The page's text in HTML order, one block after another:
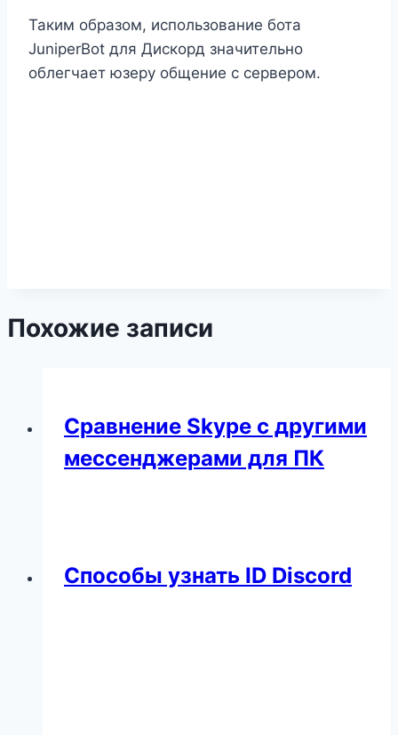
Таким образом, использование бота
JuniperBot для Дискорд значительно
облегчает юзеру общение с сервером.
Похожие записи
Сравнение Skype с другими
мессенджерами для ПК
Способы узнать ID Discord